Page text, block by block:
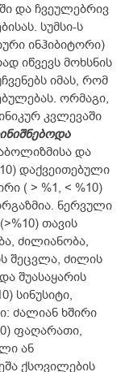
და ჩვეულებრივ
სუმსი-ს
ინჰიბიტორი)
იწვევს მოხსნის
იმას, რომ
ორმაგი,
კვლევაში
და
დაქვეითებული
( > %1, < %10)
ნერვული
თავის
ძილიანობა,
შეცვლა, ძილის
შუასაყარის
სინუსიტი,
ძალიან ხშირი
ფაღარათი,
ან
ქსოვილების